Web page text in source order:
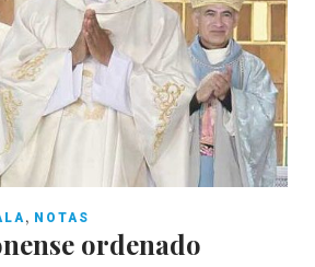
, NOTAS
ordenado